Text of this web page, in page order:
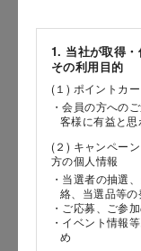
1. 当社が取得
その利用目的
(１) ポイントカ
・会員の方への
客様に有益と
(２) キャンペー
方の個人情報
・当選者の抽選
絡、当選品等
・ご応募、ご参
・イベント情報
め
［名］
（全角で入力して
お問い合わせ時氏名
［セイ］
［メイ］
（全角で入力してく